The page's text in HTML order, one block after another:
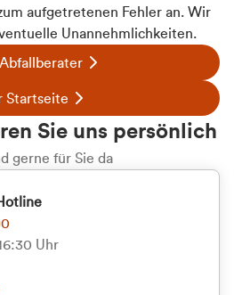
aufgetretenen Fehler an. Wir
Unannehmlichkeiten.
Startseite
Sie uns persönlich
gerne für Sie da
Uhr